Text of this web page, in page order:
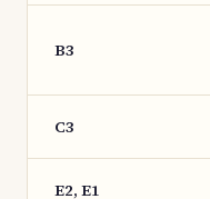
B3
C3
E2, E1